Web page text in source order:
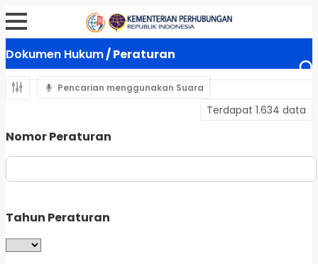
Dokumen Hukum/ Peraturan
Pencarian menggunakan Suara
Terdapat 1.634 data
Nomor Peraturan
Tahun Peraturan